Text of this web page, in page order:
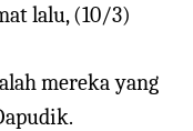
lalu, (10/3)
mereka yang